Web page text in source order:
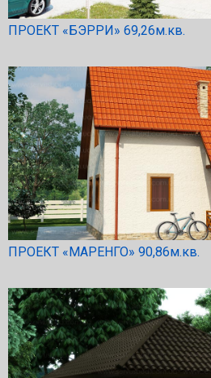
ПРОЕКТ «БЭРРИ» 69,26м.кв.
ПРОЕКТ «МАРЕНГО» 90,86м.кв.